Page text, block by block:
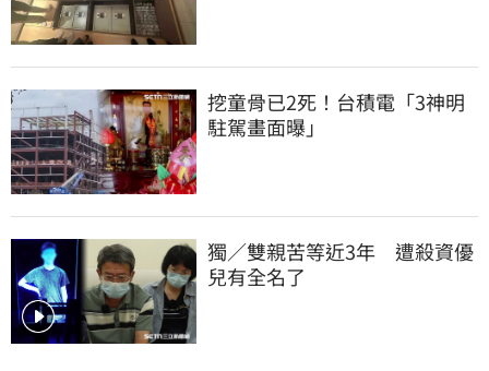
挖童骨已2死！台積電「3神明
駐駕畫面曝」
獨／雙親苦等近3年　遭殺資優
兒有全名了